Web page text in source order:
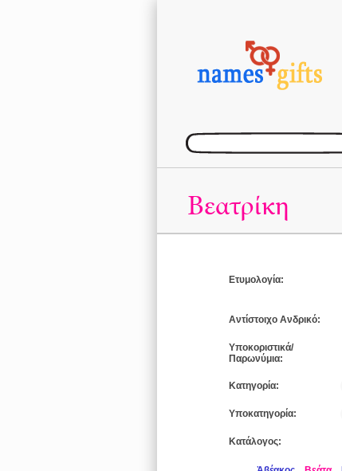
Βεατρίκη
Ετυμολογία:
Αντίστοιχο Ανδρικό:
Υποκοριστικά/
Παρωνύμια:
Κατηγορία:
Υποκατηγορία:
Κατάλογος: